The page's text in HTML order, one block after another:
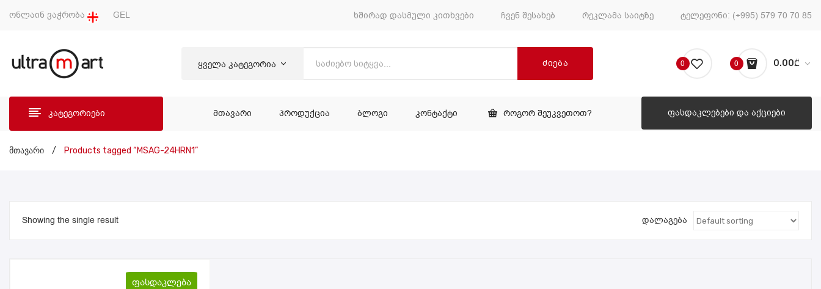
ონლაინ ვაჭრობა GEL ხშირად დასმული კითხვები ჩვენ შესახებ რეკლამა საიტზე ტელეფონი: (+995) 579 70 70 85
ყველა კატეგორია ძიება 0 0 0.00₾
No products in the cart.
კატეგორიები
ᲛᲗᲐᲕᲐᲠᲘ ᲞᲠᲝᲓᲣᲥᲪᲘᲐ ᲑᲚᲝᲒᲘ ᲙᲝᲜᲢᲐᲥᲢᲘ ᲠᲝᲒᲝᲠ ᲨᲔᲣᲙᲕᲔᲗᲝᲗ? ფასდაკლებები და აქციები
მთავარი / Products tagged “MSAG-24HRN1”
Showing the single result დალაგება
ფასდაკლება